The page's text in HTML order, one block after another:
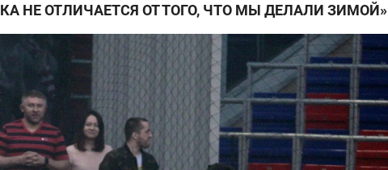
НЕ ОТЛИЧАЕТСЯ ОТ ТОГО, ЧТО МЫ ДЕЛАЛИ ЗИМОЙ»